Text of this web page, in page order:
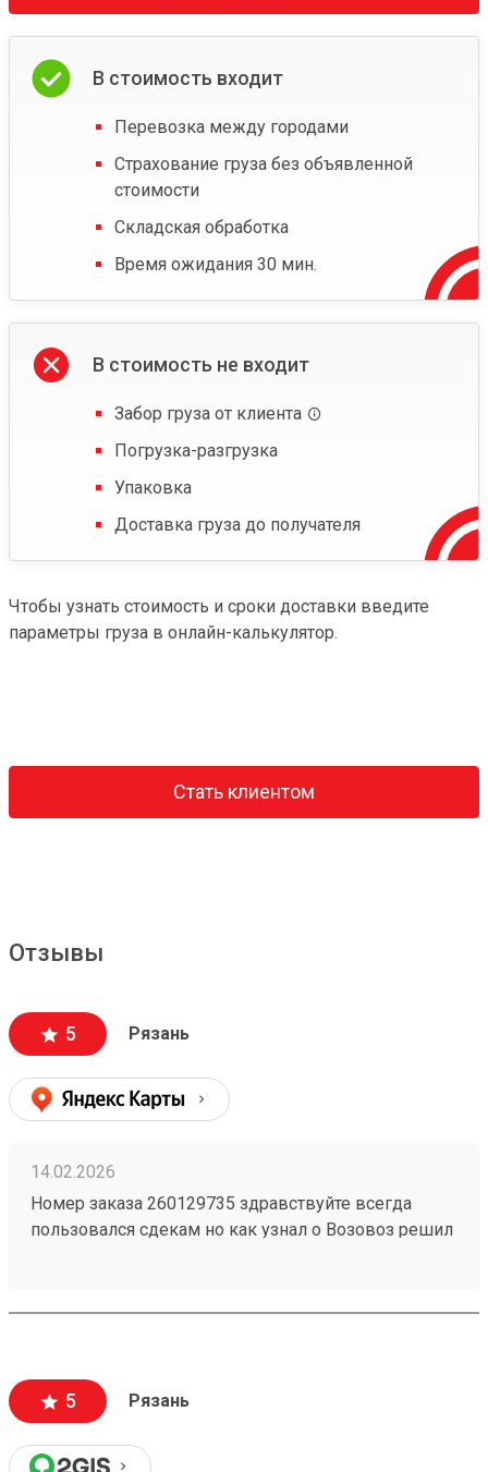
В стоимость входит
Перевозка между городами
Страхование груза без объявленной
стоимости
Складская обработка
Время ожидания 30 мин.
В стоимость не входит
Забор груза от клиента
Погрузка-разгрузка
Упаковка
Доставка груза до получателя
Чтобы узнать стоимость и сроки доставки введите
параметры груза в онлайн-калькулятор.
Стать клиентом
Отзывы
5 Рязань
14.02.2026
Номер заказа 260129735 здравствуйте всегда
пользовался сдекам но как узнал о Возовоз решил
операторы помогли во всем отвечают сразу не
доставку приехал в терминал без ожидания и всего
забрал свой груз и поехал все быстро и хорошо
5 Рязань